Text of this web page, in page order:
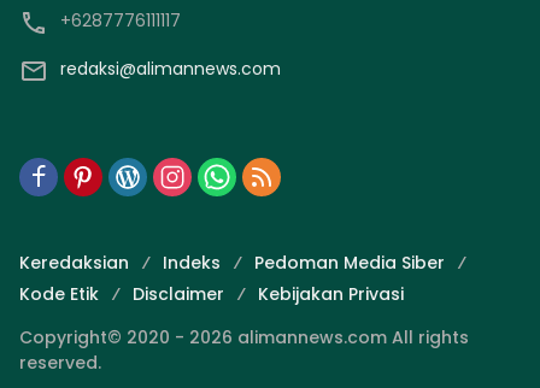
+6287776111117
redaksi@alimannews.com
Keredaksian Indeks
Pedoman Media Siber
Kode Etik
Disclaimer
Kebijakan Privasi
Copyright© 2020 - 2026 alimannews.com All rights
reserved.